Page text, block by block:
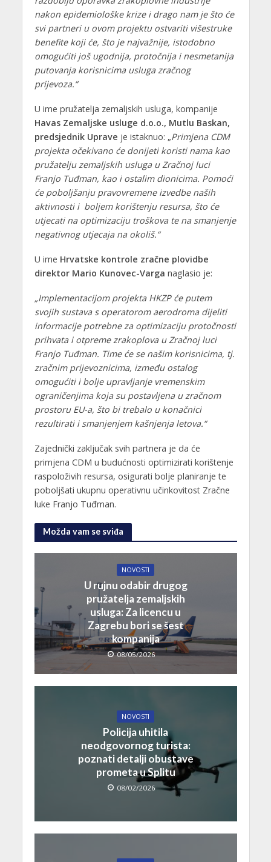
nakon epidemiološke krize i drago nam je što će
svi partneri u ovom projektu ostvariti višestruke
benefite koji će, što je najvažnije, istodobno
omogućiti još ugodnija, protočnija i nesmetanija
putovanja korisnicima usluga zračnog
prijevoza.“
U ime pružatelja zemaljskih usluga, kompanije
Havas Zemaljske usluge d.o.o., Mutlu Baskan,
predsjednik Uprave je istaknuo: „Primjena CDM
projekta očekivano će donijeti koristi nama kao
pružatelju zemaljskih usluga u Zračnoj luci
Franjo Tuđman, kao i ostalim dionicima. Pomoći
će poboljšanju pravovremene izvedbe naših
aktivnosti i boljem korištenju resursa, što će
utjecati na optimizaciju troškova te na smanjenje
negativnog utjecaja na okoliš.“
U ime Hrvatske kontrole zračne plovidbe
direktor Mario Kunovec-Varga naglasio je:
„Implementacijom projekta HKZP će putem
svojih sustava s operatorom aerodroma dijeliti
informacije potrebne za optimizaciju protočnosti
prihvata i otpreme zrakoplova u Zračnoj luci
Franjo Tuđman. Time će se našim korisnicima, tj.
zračnim prijevoznicima, između ostalog
omogućiti i bolje upravljanje vremenskim
ograničenjima koja su postavljena u zračnom
prostoru EU-a, što bi trebalo u konačnici
rezultirati i smanjenjem kašnjenja letova.“
Zajednički zaključak svih partnera je da će
primjena CDM u budućnosti optimizirati korištenje
raspoloživih resursa, osigurati bolje planiranje te
poboljšati ukupnu operativnu učinkovitost Zračne
luke Franjo Tuđman.
Možda vam se sviđa
NOVOSTI
U rujnu odabir drugog
pružatelja zemaljskih
usluga: Za licencu u
Zagrebu bori se šest
kompanija
08/05/2026
NOVOSTI
Policija uhitila
neodgovornog turista:
poznati detalji obustave
prometa u Splitu
08/02/2026